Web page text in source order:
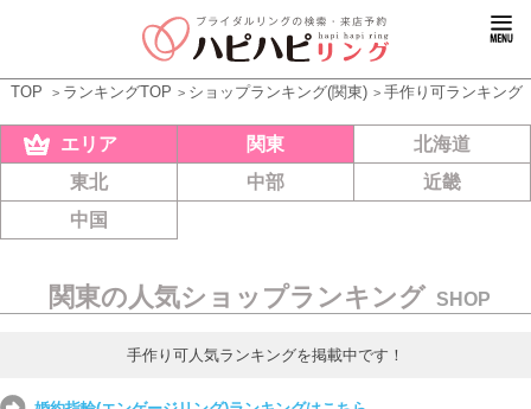
TOP ランキングTOP ショップランキング(関東) 手作り可ランキング
エリア 関東
北海道
東北
中部
近畿
中国
関東の人気ショップランキング SHOP
手作り可人気ランキングを掲載中です！